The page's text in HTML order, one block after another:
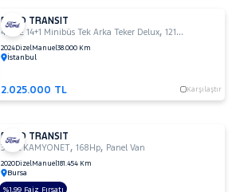
FORD TRANSIT
440 E 14+1 Minibüs Tek Arka Teker Delux,121Hp
2024DizelManuel38.000 Km
İstanbul
2.025.000 TL Karşılaştır
FORD TRANSIT
350L KAMYONET,168Hp, Panel Van
2020DizelManuel181.454 Km
Bursa
%1,99 Faiz Fırsatı